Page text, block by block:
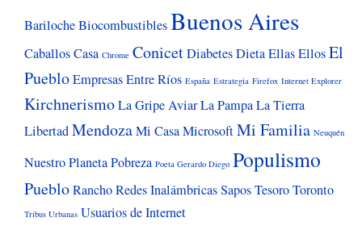
calles
BarilocheBiocombustiblesBuenos Aires
CaballosCasa Chrome ConicetDiabetesDietaEllasEllosEl
PuebloEmpresasEntre Ríos España Estrategia Firefox Internet Explorer
KirchnerismoLa Gripe AviarLa PampaLa Tierra
LibertadMendozaMi CasaMicrosoftMi Familia Neuquén
Nuestro PlanetaPobreza Poeta Gerardo Diego Populismo
PuebloRanchoRedes InalámbricasSaposTesoroToronto
Tribus Urbanas Usuarios de Internet